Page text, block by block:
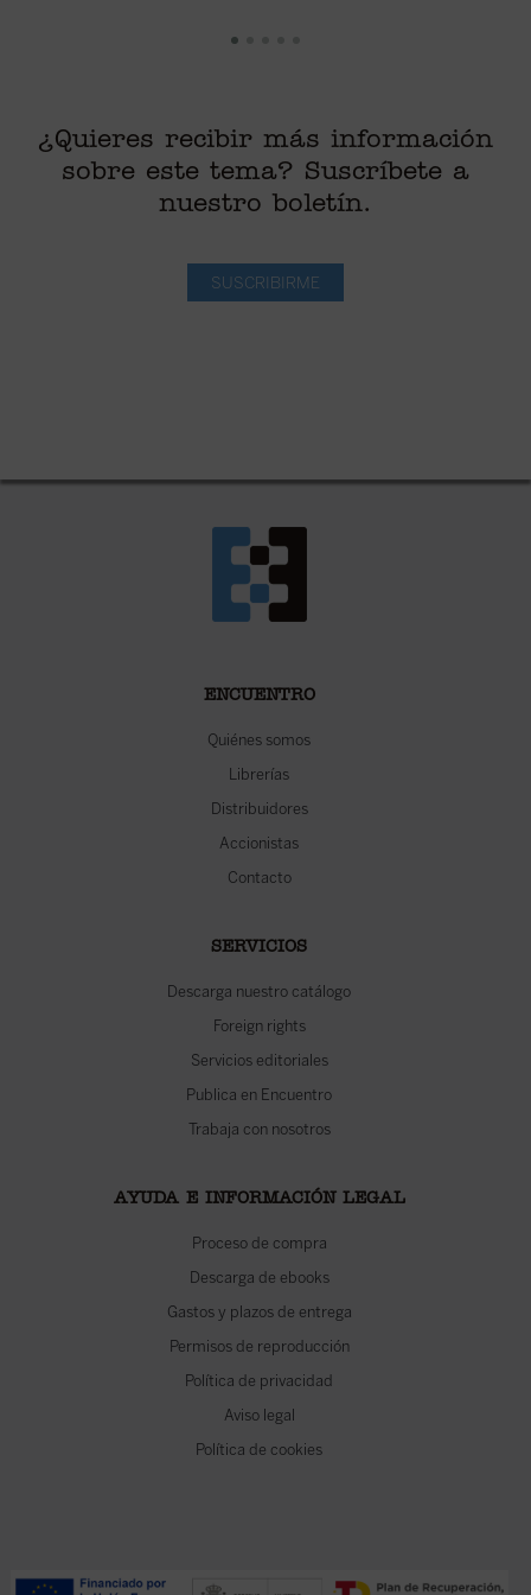
¿Quieres recibir más información
sobre este tema? Suscríbete a
nuestro boletín.
SUSCRIBIRME
ENCUENTRO
Quiénes somos
Librerías
Distribuidores
Accionistas
Contacto
SERVICIOS
Descarga nuestro catálogo
Foreign rights
Servicios editoriales
Publica en Encuentro
Trabaja con nosotros
AYUDA E INFORMACIÓN LEGAL
Proceso de compra
Descarga de ebooks
Gastos y plazos de entrega
Permisos de reproducción
Política de privacidad
Aviso legal
Política de cookies